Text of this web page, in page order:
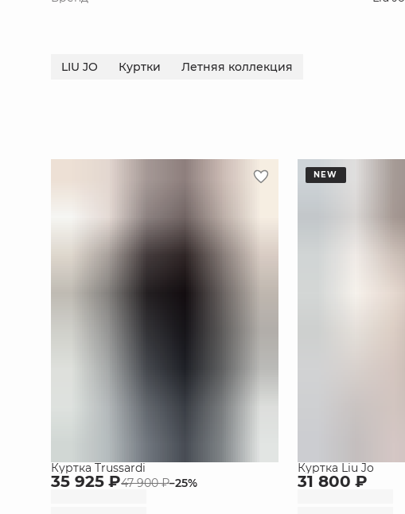
LIU JO Куртки Летняя коллекция
Куртка Trussardi
35 925 ₽47 900 ₽−25%
NEW
Куртка Liu Jo
31 800 ₽